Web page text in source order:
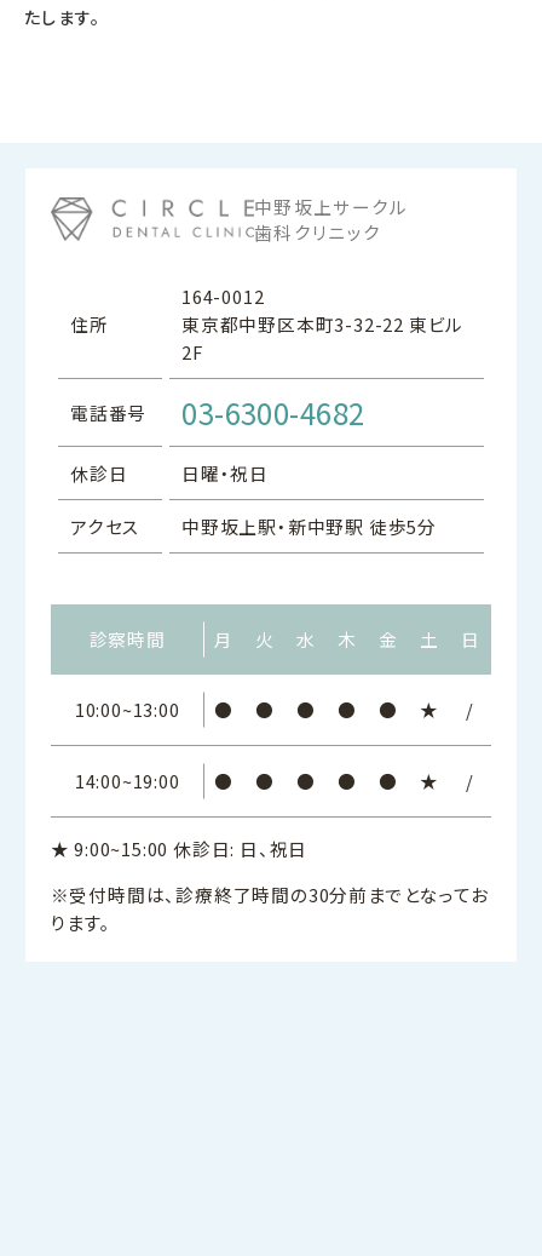
たします。
中野坂上サークル
歯科クリニック
住所
164-0012
東京都中野区本町3-32-22 東ビル
2F
電話番号 03-6300-4682
休診日 日曜・祝日
アクセス 中野坂上駅・新中野駅 徒歩5分
診察時間 月 火 水 木 金 土 日
10:00~13:00 ● ● ● ● ● ★ /
14:00~19:00 ● ● ● ● ● ★ /
★ 9:00~15:00 休診日: 日、祝日
※受付時間は、診療終了時間の30分前までとなってお
ります。